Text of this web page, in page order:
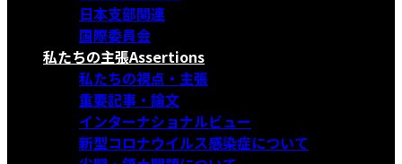
日本支部関連
国際委員会
私たちの主張Assertions
私たちの視点・主張
重要記事・論文
インターナショナルビュー
新型コロナウイルス感染症について